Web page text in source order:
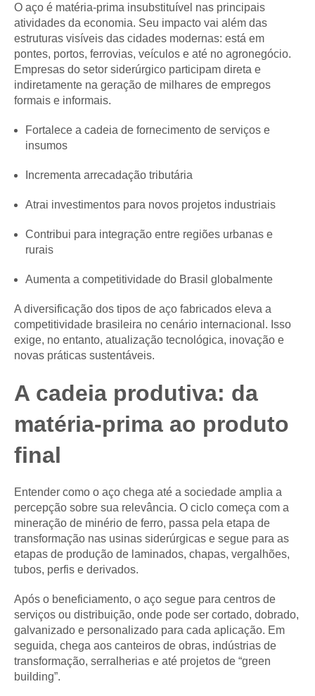
O aço é matéria-prima insubstituível nas principais
atividades da economia. Seu impacto vai além das
estruturas visíveis das cidades modernas: está em
pontes, portos, ferrovias, veículos e até no agronegócio.
Empresas do setor siderúrgico participam direta e
indiretamente na geração de milhares de empregos
formais e informais.
Fortalece a cadeia de fornecimento de serviços e
insumos
Incrementa arrecadação tributária
Atrai investimentos para novos projetos industriais
Contribui para integração entre regiões urbanas e
rurais
Aumenta a competitividade do Brasil globalmente
A diversificação dos tipos de aço fabricados eleva a
competitividade brasileira no cenário internacional. Isso
exige, no entanto, atualização tecnológica, inovação e
novas práticas sustentáveis.
A cadeia produtiva: da
matéria-prima ao produto
final
Entender como o aço chega até a sociedade amplia a
percepção sobre sua relevância. O ciclo começa com a
mineração de minério de ferro, passa pela etapa de
transformação nas usinas siderúrgicas e segue para as
etapas de produção de laminados, chapas, vergalhões,
tubos, perfis e derivados.
Após o beneficiamento, o aço segue para centros de
serviços ou distribuição, onde pode ser cortado, dobrado,
galvanizado e personalizado para cada aplicação. Em
seguida, chega aos canteiros de obras, indústrias de
transformação, serralherias e até projetos de “green
building”.